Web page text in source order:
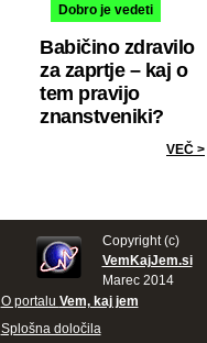
Dobro je vedeti
Babičino zdravilo
za zaprtje – kaj o
tem pravijo
znanstveniki?
VEČ >
Copyright (c)
VemKajJem.si
Marec 2014
O portalu Vem, kaj jem
Splošna določila